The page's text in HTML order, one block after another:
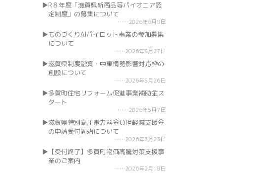
R８年度「滋賀県新商品等パイオニア認
定制度」の募集について
2026年6月8日
ものづくりAIパイロット事業の参加募集
について
2026年5月27日
滋賀県制度融資・中東情勢影響対応枠の
創設について
2026年5月26日
多賀町住宅リフォーム促進事業補助金ス
タート
2026年5月7日
滋賀県特別高圧電力料金負担軽減支援金
の申請受付開始について
2026年3月23日
【受付終了】多賀町物価高騰対策支援事
業のご案内
2026年2月18日